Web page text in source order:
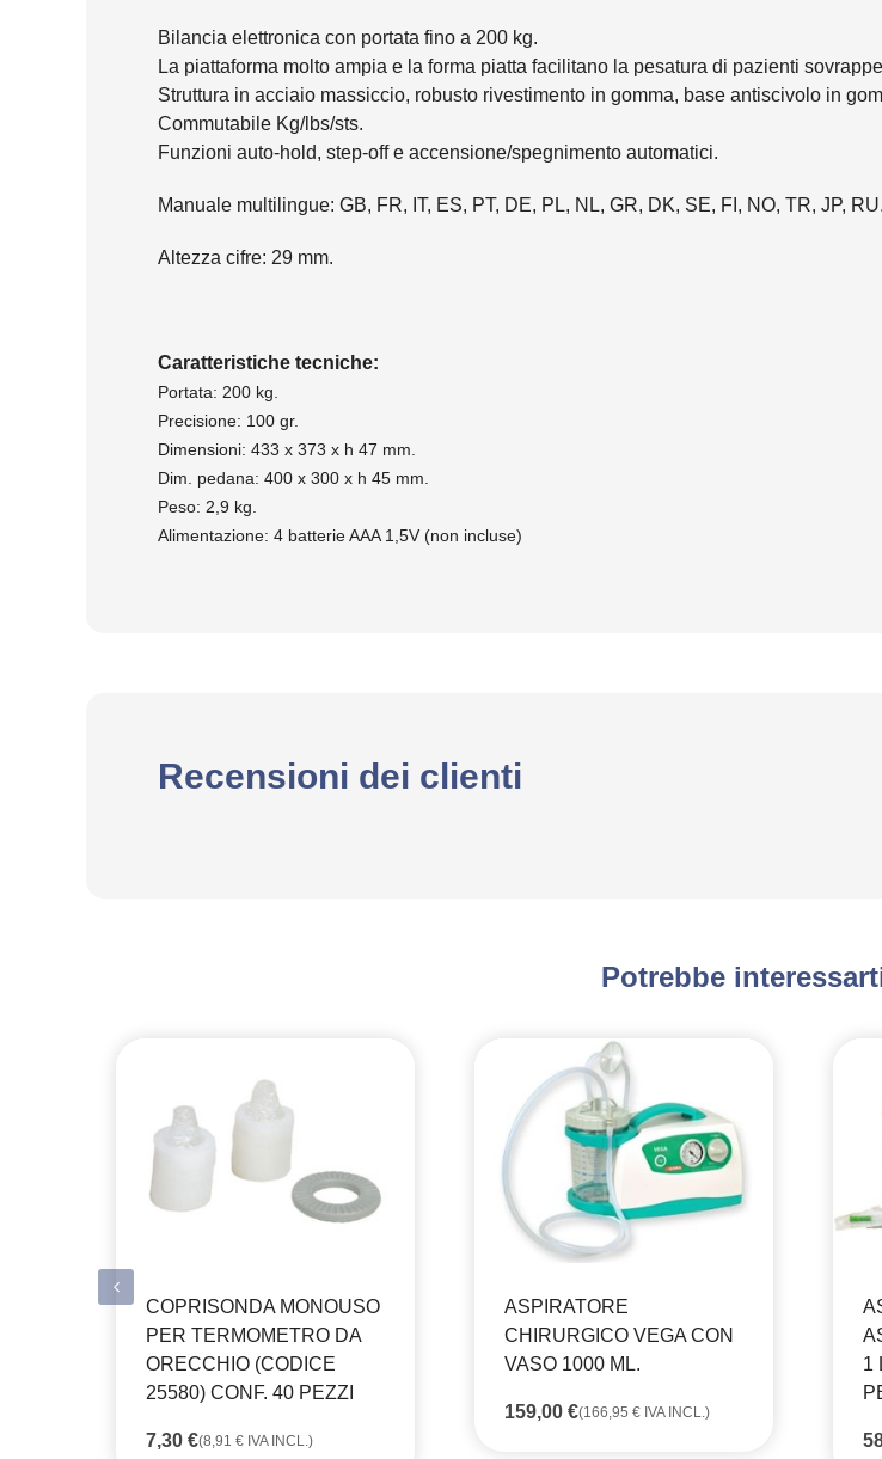
Bilancia elettronica con portata fino a 200 kg.
La piattaforma molto ampia e la forma piatta facilitano la pesatura di pazienti
Struttura in acciaio massiccio, robusto rivestimento in gomma, base antiscivolo in
Commutabile Kg/lbs/sts.
Funzioni auto-hold, step-off e accensione/spegnimento automatici.
Manuale multilingue: GB, FR, IT, ES, PT, DE, PL, NL, GR, DK, SE, FI, NO, TR, JP, RU.
Altezza cifre: 29 mm.
Caratteristiche tecniche:
Portata: 200 kg.
Precisione: 100 gr.
Dimensioni: 433 x 373 x h 47 mm.
Dim. pedana: 400 x 300 x h 45 mm.
Peso: 2,9 kg.
Alimentazione: 4 batterie AAA 1,5V (non incluse)
Recensioni dei clienti
Potrebbe
COPRISONDA MONOUSO
PER TERMOMETRO DA
ORECCHIO (CODICE
25580) CONF. 40 PEZZI
7,30 €(8,91 € IVA INCL.)
ASPIRATORE
CHIRURGICO VEGA CON
VASO 1000 ML.
159,00 €(166,95 € IVA INCL.)
1